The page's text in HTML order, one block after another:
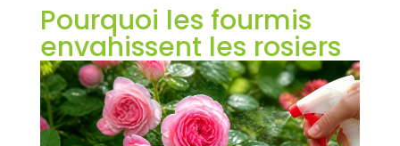
Pourquoi les fourmis
envahissent les rosiers